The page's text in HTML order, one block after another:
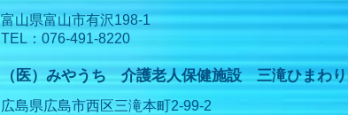
富山県富山市有沢198-1
TEL：076-491-8220
（医）みやうち 介護老人保健施設 三滝ひまわり
広島県広島市西区三滝本町2-99-2